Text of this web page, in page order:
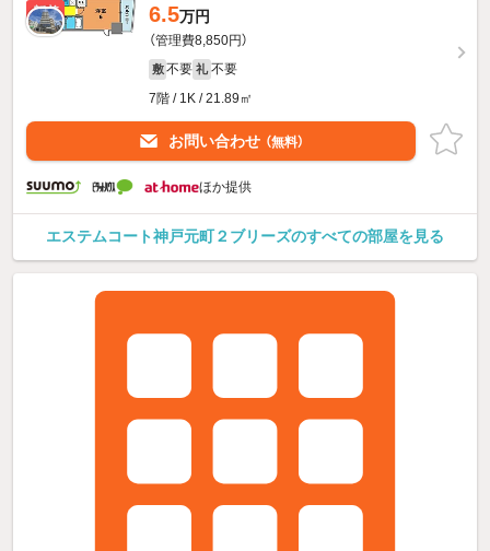
新着 6.5万円
（管理費8,850円）
敷 不要 礼 不要
7階 / 1K / 21.89㎡
お問い合わせ （無料）
ほか提供
エステムコート神戸元町２ブリーズのすべての部屋を見る